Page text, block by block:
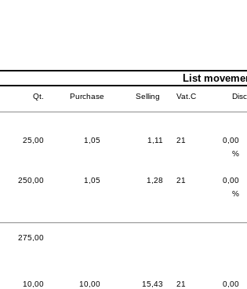
List
Qt. Purchase Selling Vat.C Disc.
25,00 1,05 1,11 21
0,00
%
250,00 1,05 1,28 21
0,00
%
275,00
10,00 10,00 15,43 21
0,00